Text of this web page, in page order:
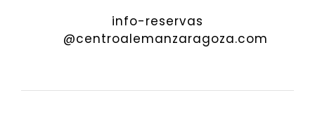
info-reservas
@centroalemanzaragoza.com